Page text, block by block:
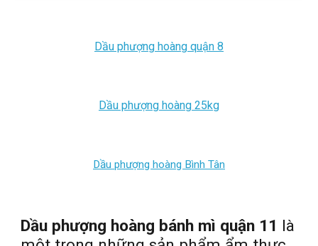
Dầu phượng hoàng quận 8
Dầu phượng hoàng 25kg
Dầu phượng hoàng Bình Tân
Dầu phượng hoàng bánh mì quận 11 là